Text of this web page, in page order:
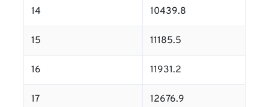
14 10439.8
15 11185.5
16 11931.2
17 12676.9